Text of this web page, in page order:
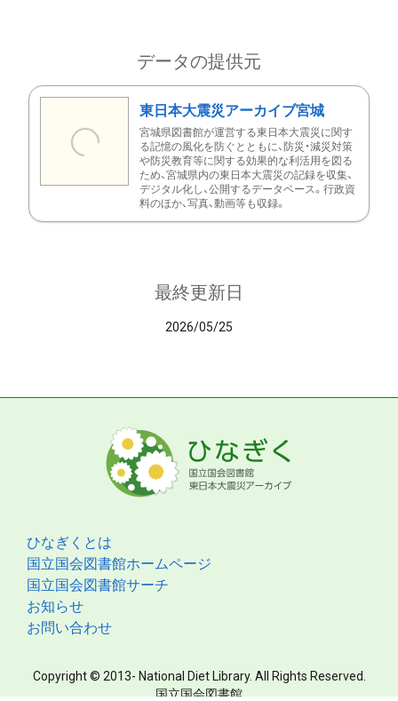
データの提供元
東日本大震災アーカイブ宮城
宮城県図書館が運営する東日本大震災に関す
る記憶の風化を防ぐとともに、防災・減災対策
や防災教育等に関する効果的な利活用を図る
ため、宮城県内の東日本大震災の記録を収集、
デジタル化し、公開するデータベース。行政資
料のほか、写真、動画等も収録。
最終更新日
2026/05/25
ひなぎくとは
国立国会図書館ホームページ
国立国会図書館サーチ
お知らせ
お問い合わせ
Copyright © 2013- National Diet Library. All Rights Reserved.